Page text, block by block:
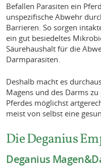
Befallen Parasiten ein
unspezifische Abwehr
Barrieren. So sorgen
ein gut besiedeltes
Säurehaushalt für die
Darmparasiten.
Deshalb macht es
Magens und des Darms
Pferdes möglichst
meist von selbst eine
Die Deganius
Deganius